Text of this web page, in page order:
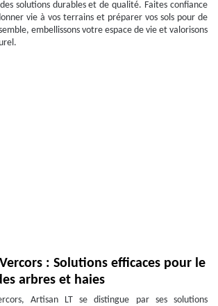
solutions durables et de qualité. Faites confiance
vie à vos terrains et préparer vos sols pour de
embellissons votre espace de vie et valorisons
: Solutions efficaces pour le
arbres et haies
Artisan LT se distingue par ses solutions